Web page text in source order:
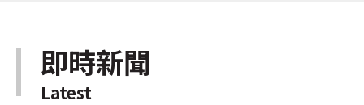
即時新聞
Latest